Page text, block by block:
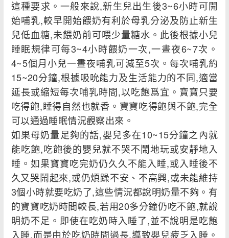
這種要求。一般來說,新生兒出生後3~6小時可開
始哺乳,較早開始餵奶有利於母乳分泌及防止新生
兒低血糖,未餵奶前可喂少量糖水。此後根據小兒
睡眠規律可每3~4小時餵奶一次,一晝夜6~7次。
4~5個月小兒一晝夜哺乳可減至5次。每次哺乳約
15~20分鐘,根據吸吮能力及生活能力的不同,適當
延長或縮短每次哺乳時間,以吃飽爲宜。寶寶只要
吃得飽,睡得自然也就香。寶寶吃得飽與不飽,完全
可以通過睡眠情況觀察出來。
如果母奶量足夠的話,嬰兒多在10~15分鐘之內就
能吃飽,吃飽後的嬰兒就不哭不鬧地玩或安靜地入
睡。如果寶寶吃完奶仍久久不能入睡,或入睡後不
久又哭鬧起來,或仍煩躁不安、不高興,或未能維持
3個小時就要吃奶了,這些情況都說明奶量不夠。有
的寶寶吃奶時間較長,若用20多分鐘仍吃不飽,就說
明奶不足。即使在吃奶時入睡了,並不說明是吃飽
入睡,而是由於吃奶時間過長,導致嬰兒疲乏入睡。